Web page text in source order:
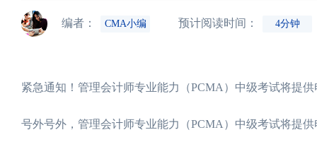
编者： CMA小编 预计阅读时间： 4分钟
紧急通知！管理会计师专业能力（PCMA）中级考试将提
号外号外，管理会计师专业能力（PCMA）中级考试将提